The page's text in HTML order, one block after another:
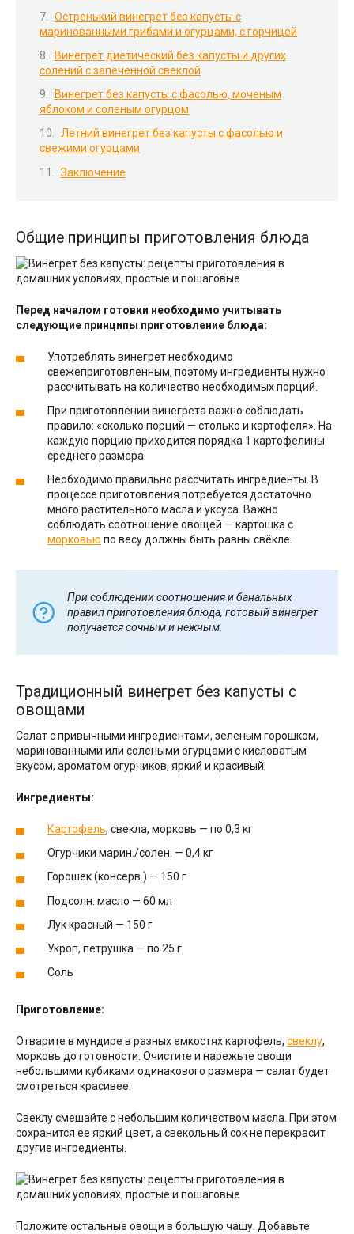
Остренький винегрет без капусты с
маринованными грибами и огурцами, с горчицей
Винегрет диетический без капусты и других
солений с запеченной свеклой
Винегрет без капусты с фасолью, моченым
яблоком и соленым огурцом
Летний винегрет без капусты с фасолью и
свежими огурцами
Заключение
Общие принципы приготовления блюда
Перед началом готовки необходимо учитывать
следующие принципы приготовление блюда:
Употреблять винегрет необходимо
свежеприготовленным, поэтому ингредиенты нужно
рассчитывать на количество необходимых порций.
При приготовлении винегрета важно соблюдать
правило: «сколько порций — столько и картофеля». На
каждую порцию приходится порядка 1 картофелины
среднего размера.
Необходимо правильно рассчитать ингредиенты. В
процессе приготовления потребуется достаточно
много растительного масла и уксуса. Важно
соблюдать соотношение овощей — картошка с
морковью по весу должны быть равны свёкле.
При соблюдении соотношения и банальных
правил приготовления блюда, готовый винегрет
получается сочным и нежным.
Традиционный винегрет без капусты с
овощами
Салат с привычными ингредиентами, зеленым горошком,
маринованными или солеными огурцами с кисловатым
вкусом, ароматом огурчиков, яркий и красивый.
Ингредиенты:
Картофель, свекла, морковь — по 0,3 кг
Огурчики марин./солен. — 0,4 кг
Горошек (консерв.) — 150 г
Подсолн. масло — 60 мл
Лук красный — 150 г
Укроп, петрушка — по 25 г
Соль
Приготовление:
Отварите в мундире в разных емкостях картофель, свеклу,
морковь до готовности. Очистите и нарежьте овощи
небольшими кубиками одинакового размера — салат будет
смотреться красивее.
Свеклу смешайте с небольшим количеством масла. При этом
сохранится ее яркий цвет, а свекольный сок не перекрасит
другие ингредиенты.
Положите остальные овощи в большую чашу. Добавьте